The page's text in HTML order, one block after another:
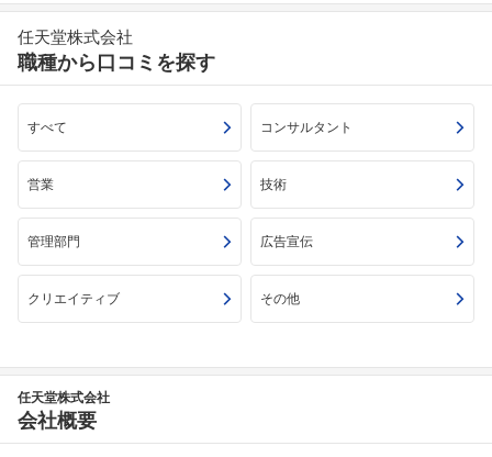
任天堂株式会社
職種から口コミを探す
すべて コンサルタント
営業 技術
管理部門 広告宣伝
クリエイティブ その他
任天堂株式会社
会社概要